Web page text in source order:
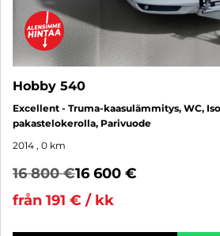
Hobby 540
Excellent - Truma-kaasulämmitys, WC,
pakastelokerolla, Parivuode
2014 , 0 km
16 800 €16 600 €
från 191 € / kk